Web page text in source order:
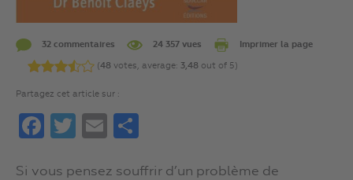
32 commentaires 24 357 vues Imprimer la page
(48 votes, average: 3,48 out of 5)
Partagez cet article sur :
FacebookTwitterEmail
Si vous pensez souffrir d’un problème de